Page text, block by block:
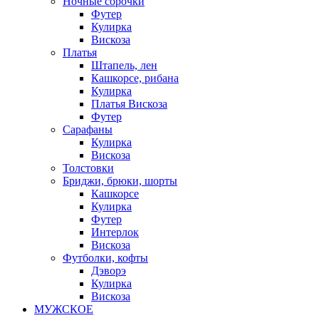
Футер
Кулирка
Вискоза
Платья
Штапель, лен
Кашкорсе, рибана
Кулирка
Платья Вискоза
Футер
Сарафаны
Кулирка
Вискоза
Толстовки
Бриджи, брюки, шорты
Кашкорсе
Кулирка
Футер
Интерлок
Вискоза
Футболки, кофты
Дэворэ
Кулирка
Вискоза
МУЖСКОЕ